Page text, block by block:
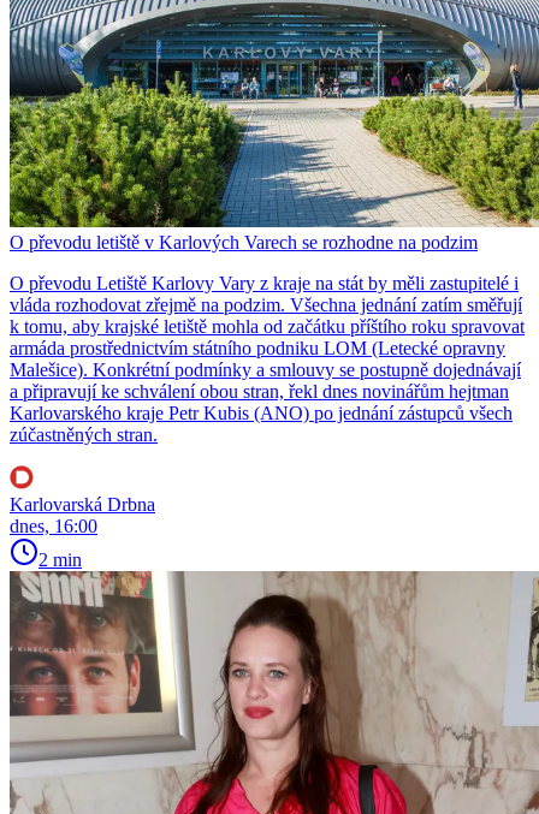
O převodu letiště v Karlových Varech se rozhodne na podzim
O převodu Letiště Karlovy Vary z kraje na stát by měli zastupitelé i
vláda rozhodovat zřejmě na podzim. Všechna jednání zatím směřují
k tomu, aby krajské letiště mohla od začátku příštího roku spravovat
armáda prostřednictvím státního podniku LOM (Letecké opravny
Malešice). Konkrétní podmínky a smlouvy se postupně dojednávají
a připravují ke schválení obou stran, řekl dnes novinářům hejtman
Karlovarského kraje Petr Kubis (ANO) po jednání zástupců všech
zúčastněných stran.
Karlovarská Drbna
dnes, 16:00
2 min